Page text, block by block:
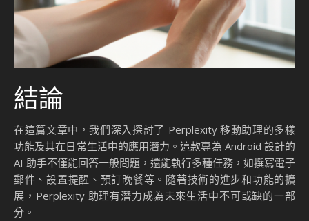
結論
在這篇文章中，我們深入探討了 Perplexity 移動助理的多樣
功能及其在日常生活中的應用潛力。這款專為 Android 設計的
AI 助手不僅能回答一般問題，還能執行多種任務，如撰寫電子
郵件、設置提醒、預訂晚餐等。隨著技術的進步和功能的擴
展，Perplexity 助理有潛力成為未來生活中不可或缺的一部
分。